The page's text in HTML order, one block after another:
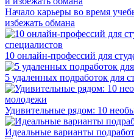
Начало карьеры во время
избежать обмана
10 онлайн-профессий для
5 удаленных подработок для
Удивительные рядом: 10
Идеальные варианты